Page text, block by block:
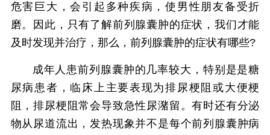
危害巨大，会引起多种疾病，使男性朋友备受折
磨。因此，只有了解前列腺囊肿的症状，我们才能
及时发现并治疗，那么，前列腺囊肿的症状有哪些?
成年人患前列腺囊肿的几率较大，特别是是糖
尿病患者，临床上主要表现为排尿梗阻或大便梗
阻，排尿梗阻常会导致急性尿潴留。有时还有分泌
物从尿道流出，发热现象并不是每个前列腺囊肿病